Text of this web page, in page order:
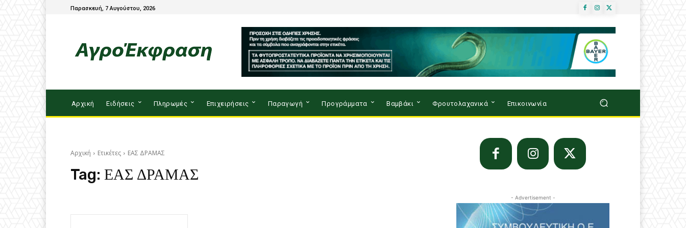
Παρασκευή, 7 Αυγούστου, 2026
Αρχική Ειδήσεις Πληρωμές Επιχειρήσεις Παραγωγή Προγράμματα Βαμβάκι Φρουτολαχανικά Επικοινωνία
Αρχική Ετικέτες ΕΑΣ ΔΡΑΜΑΣ
Tag: ΕΑΣ ΔΡΑΜΑΣ
- Advertisement -